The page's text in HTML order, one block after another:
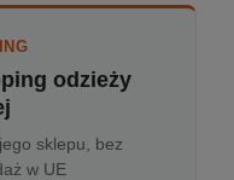
odzieży
sklepu, bez
w UE